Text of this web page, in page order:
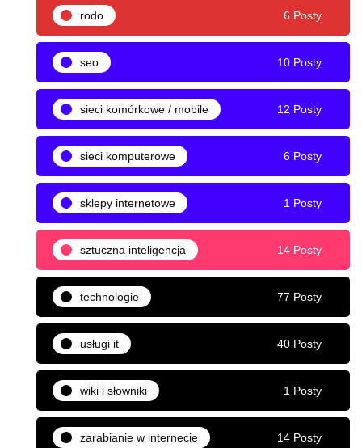
rodo 6 Posty
seo 10 Posty
sieci komórkowe / mobile 12 Posty
sieci komputerowe 6 Posty
sklepy internetowe 1 Posty
sztuczna inteligencja 14 Posty
technologie 77 Posty
usługi it 40 Posty
wiki i słowniki 1 Posty
zarabianie w internecie 14 Posty